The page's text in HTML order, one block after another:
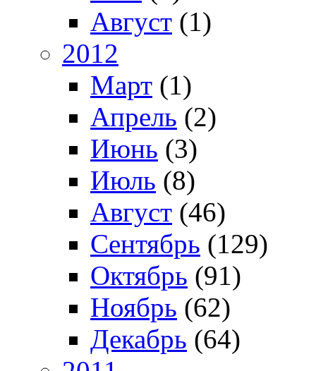
Август (1)
2012
Март (1)
Апрель (2)
Июнь (3)
Июль (8)
Август (46)
Сентябрь (129)
Октябрь (91)
Ноябрь (62)
Декабрь (64)